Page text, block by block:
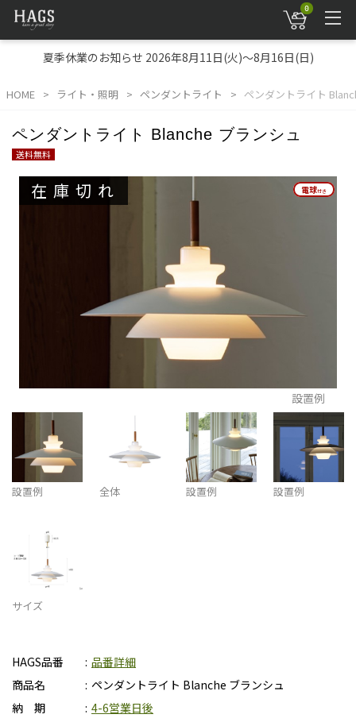
0
夏季休業のお知らせ 2026年8月11日(火)～8月16日(日)
HOME ライト・照明 ペンダントライト ペンダントライト
ペンダントライト Blanche ブランシュ
送料無料
在庫切れ 電球付き
電球付き
設置例
設置例 全体 設置例 設置例
サイズ
HAGS品番
品番詳細
商品名
ペンダントライト Blanche ブランシュ
納 期
4-6営業日後